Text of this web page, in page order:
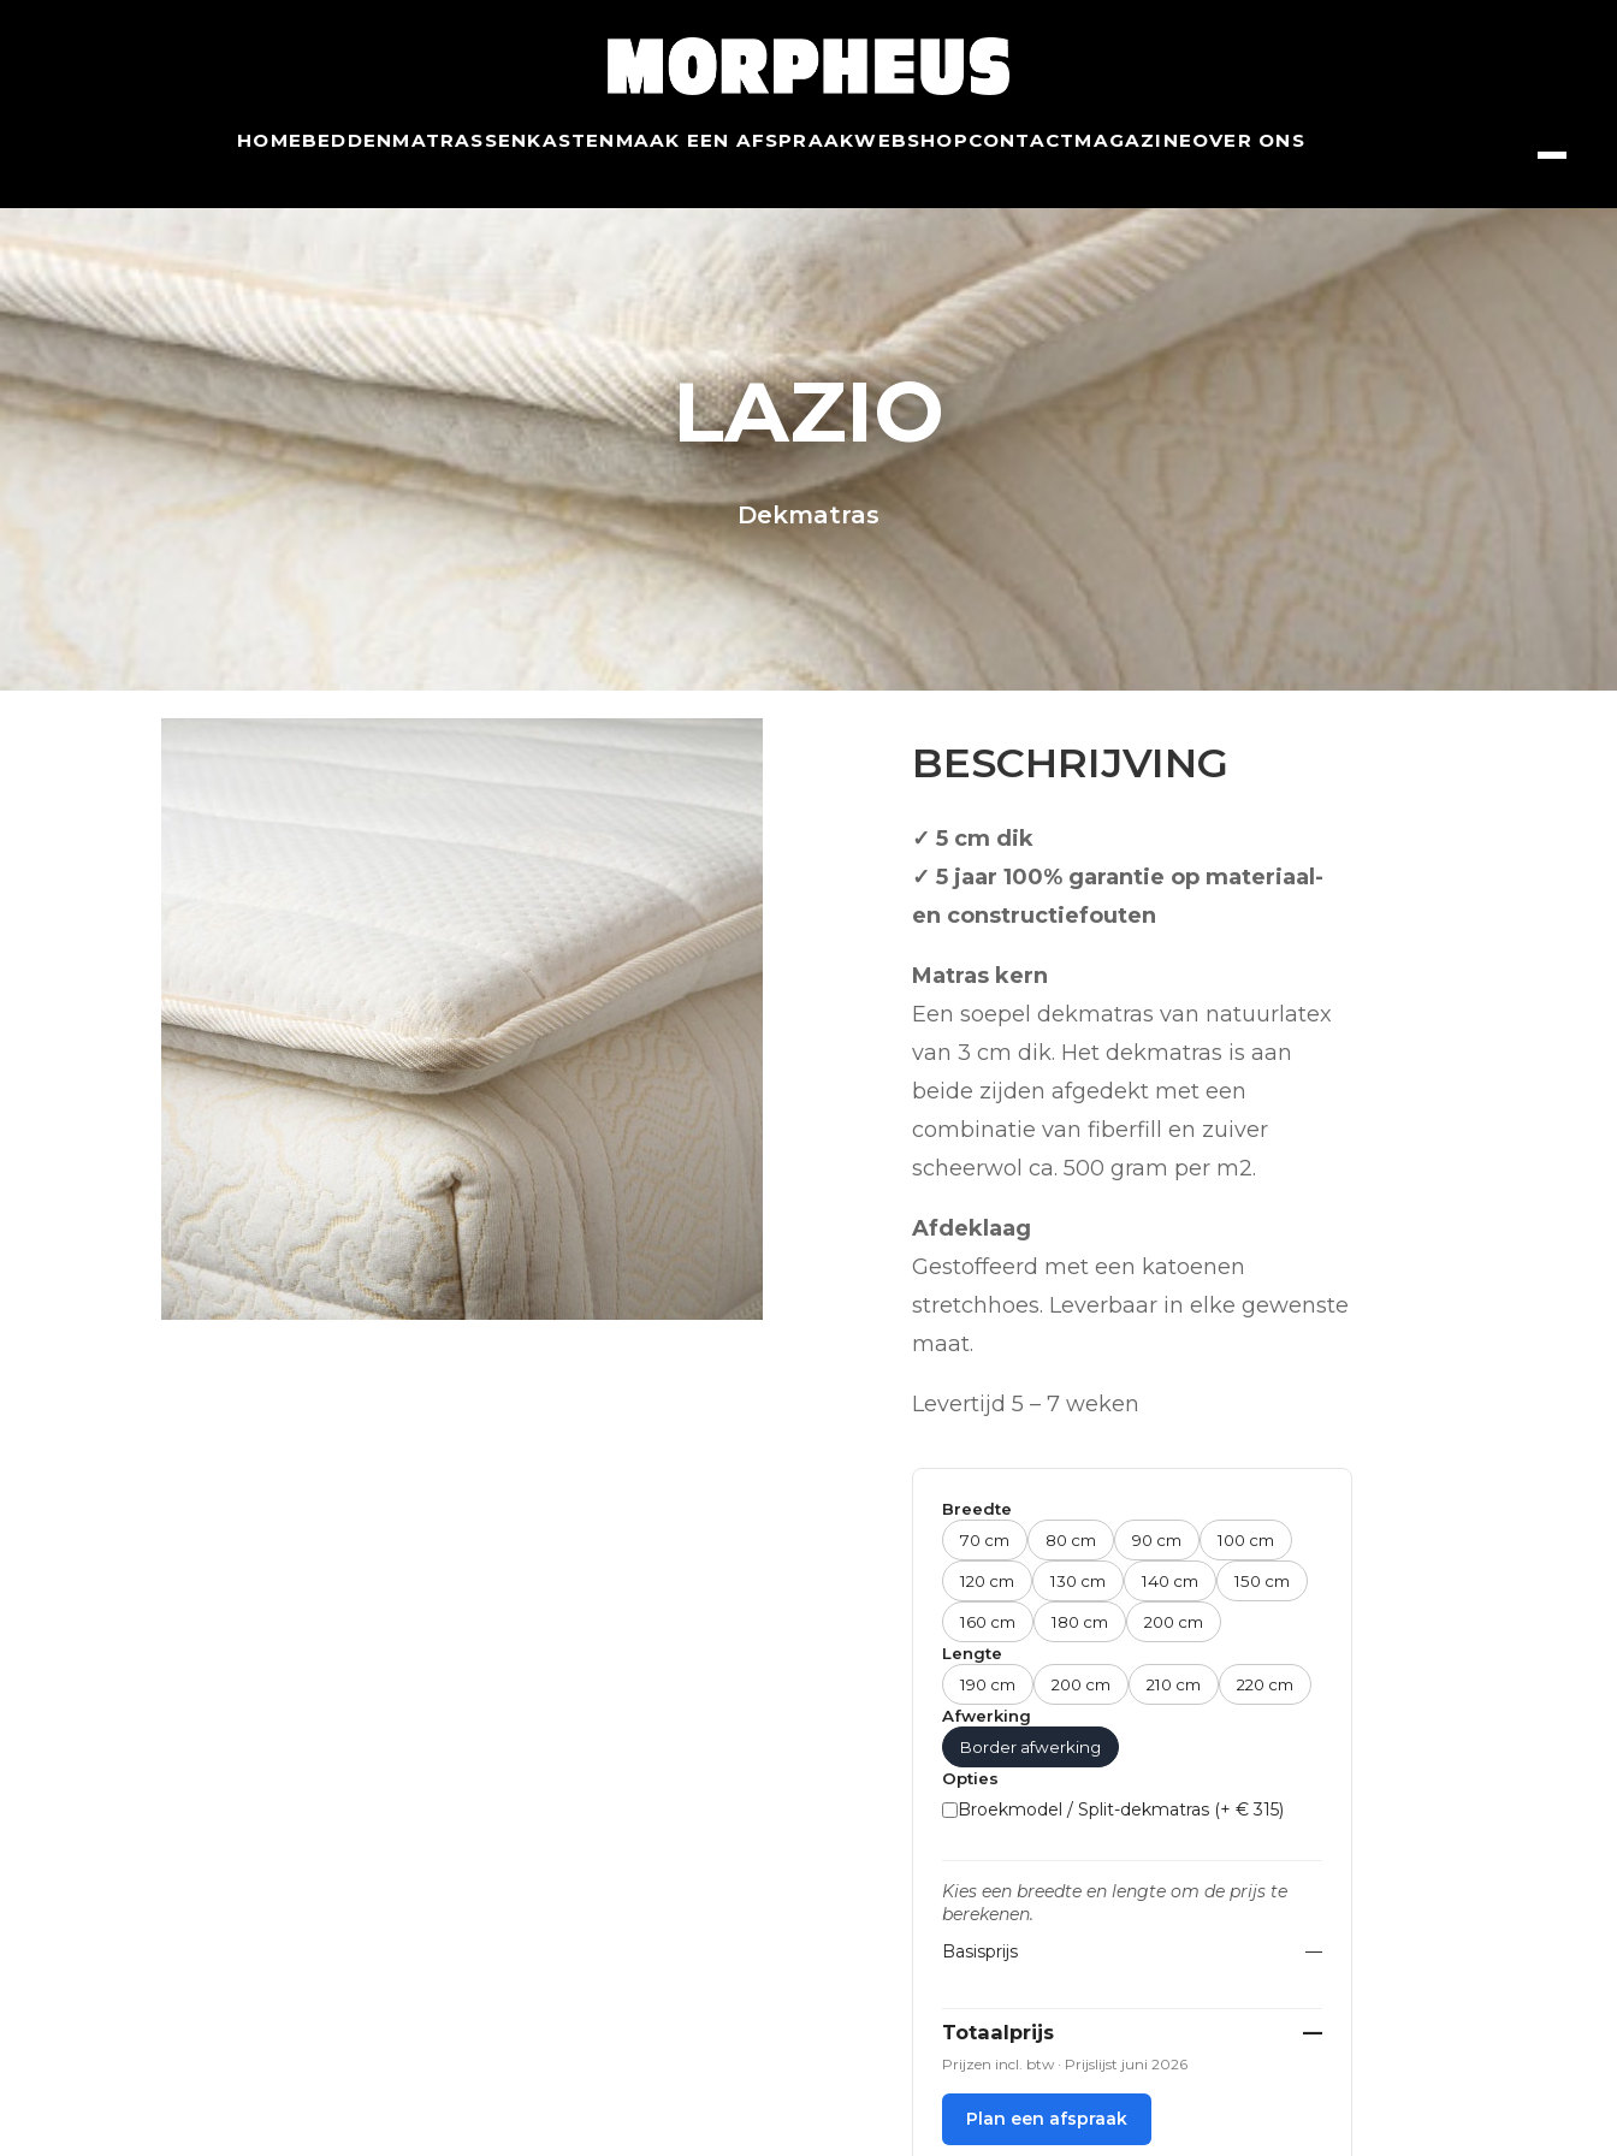
HOMEBEDDENMATRASSENKASTEN MAAK EEN AFSPRAAKWEBSHOPCONTACTMAGAZINEOVER ONS
LAZIO
Dekmatras
BESCHRIJVING
✓ 5 cm dik
✓ 5 jaar 100% garantie op materiaal-
en constructiefouten
Matras kern
Een soepel dekmatras van natuurlatex
van 3 cm dik. Het dekmatras is aan
beide zijden afgedekt met een
combinatie van fiberfill en zuiver
scheerwol ca. 500 gram per m2.
Afdeklaag
Gestoffeerd met een katoenen
stretchhoes. Leverbaar in elke gewenste
maat.
Levertijd 5 – 7 weken
Breedte
70 cm
80 cm 90 cm 100 cm
120 cm 130 cm 140 cm 150 cm
160 cm 180 cm
200 cm
Lengte
190 cm
200 cm 210 cm
220 cm
Afwerking
Border afwerking
Opties
Broekmodel / Split-dekmatras (+ € 315)
Kies een breedte en lengte om de prijs te
berekenen.
Basisprijs
—
Totaalprijs —
Prijzen incl. btw · Prijslijst juni 2026
Plan een afspraak